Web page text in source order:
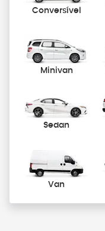
Conversível
Minivan
Sedan
Van